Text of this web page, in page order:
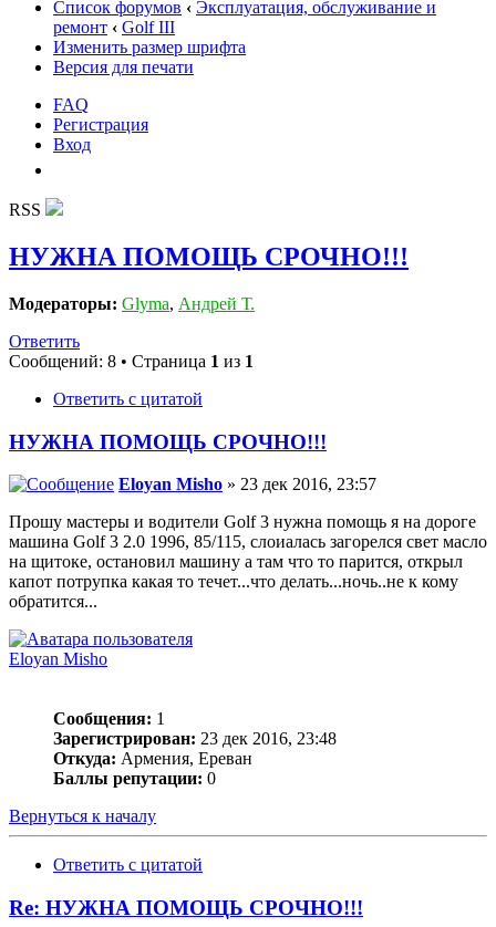
Список форумов ‹ Эксплуатация, обслуживание и
ремонт ‹ Golf III
Изменить размер шрифта
Версия для печати
FAQ
Регистрация
Вход
RSS
НУЖНА ПОМОЩЬ СРОЧНО!!!
Модераторы: Glyma, Андрей Т.
Ответить
Сообщений: 8 • Страница 1 из 1
Ответить с цитатой
НУЖНА ПОМОЩЬ СРОЧНО!!!
Eloyan Misho » 23 дек 2016, 23:57
Прошу мастеры и водители Golf 3 нужна помощь я на дороге
машина Golf 3 2.0 1996, 85/115, слоиалась загорелся свет масло
на щитоке, остановил машину а там что то парится, открыл
капот потрупка какая то течет...что делать...ночь..не к кому
обратится...
Eloyan Misho
Сообщения: 1
Зарегистрирован: 23 дек 2016, 23:48
Откуда: Армения, Ереван
Баллы репутации: 0
Вернуться к началу
Ответить с цитатой
Re: НУЖНА ПОМОЩЬ СРОЧНО!!!